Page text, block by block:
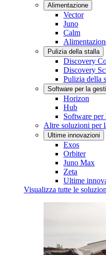
Alimentazione
Vector
Juno
Calm
Pulizia della stalla
Discovery
Discovery
Pulizia della
Software per la
Horizon
Hub
Software per
Altre soluzioni per
Ultime innovazioni
Exos
Orbiter
Juno Max
Zeta
Ultime
Visualizza tutte le